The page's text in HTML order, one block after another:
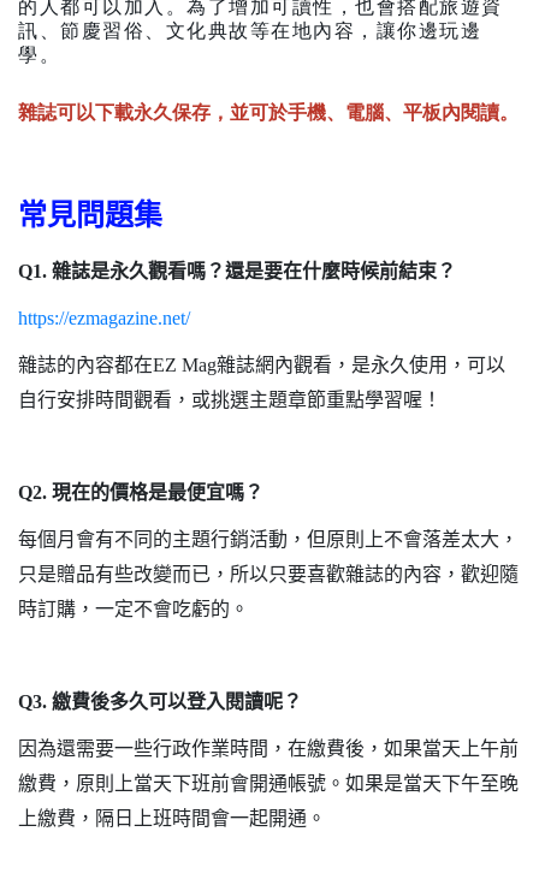
的人都可以加入。為了增加可讀性，也會搭配旅遊資
訊、節慶習俗、文化典故等在地內容，讓你邊玩邊
學。
雜誌可以下載永久保存，並可於手機、電腦、平板內閱讀。
常見問題集
Q1. 雜誌是永久觀看嗎？還是要在什麼時候前結束？
https://ezmagazine.net/
雜誌的內容都在EZ Mag雜誌網內觀看，是永久使用，可以
自行安排時間觀看，或挑選主題章節重點學習喔！
Q2. 現在的價格是最便宜嗎？
每個月會有不同的主題行銷活動，但原則上不會落差太大，
只是贈品有些改變而已，所以只要喜歡雜誌的內容，歡迎隨
時訂購，一定不會吃虧的。
Q3. 繳費後多久可以登入閱讀呢？
因為還需要一些行政作業時間，在繳費後，如果當天上午前
繳費，原則上當天下班前會開通帳號。如果是當天下午至晚
上繳費，隔日上班時間會一起開通。